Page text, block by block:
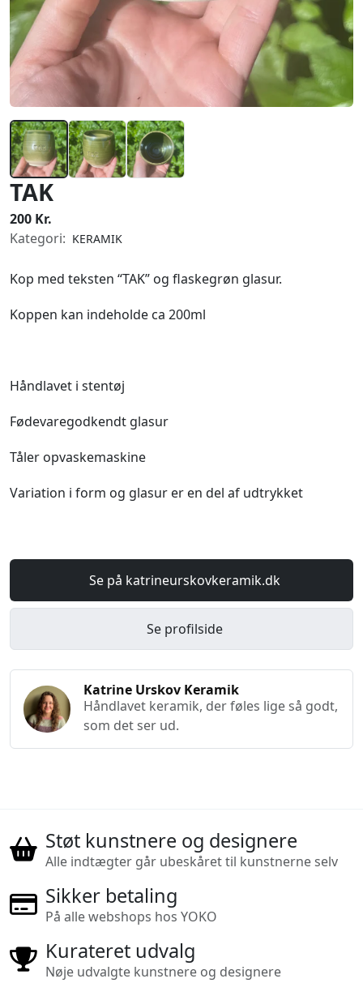
TAK
200 Kr.
Kategori: KERAMIK
Kop med teksten “TAK” og flaskegrøn glasur.
Koppen kan indeholde ca 200ml
Håndlavet i stentøj
Fødevaregodkendt glasur
Tåler opvaskemaskine
Variation i form og glasur er en del af udtrykket
Se på katrineurskovkeramik.dk
Se profilside
Katrine Urskov Keramik
Håndlavet keramik, der føles lige så godt,
som det ser ud.
Støt kunstnere og designere
Alle indtægter går ubeskåret til kunstnerne selv
Sikker betaling
På alle webshops hos YOKO
Kurateret udvalg
Nøje udvalgte kunstnere og designere